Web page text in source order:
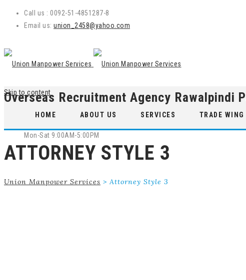
Call us : 0092-51-4851287-8
Email us: union_2458@yahoo.com
Overseas Recruitment Agency Rawalpindi
Mon-Sat 9:00AM-5:00PM
Skip to content
HOME ABOUT US SERVICES TRADE WING
ATTORNEY STYLE 3
Union Manpower Services >Attorney Style 3